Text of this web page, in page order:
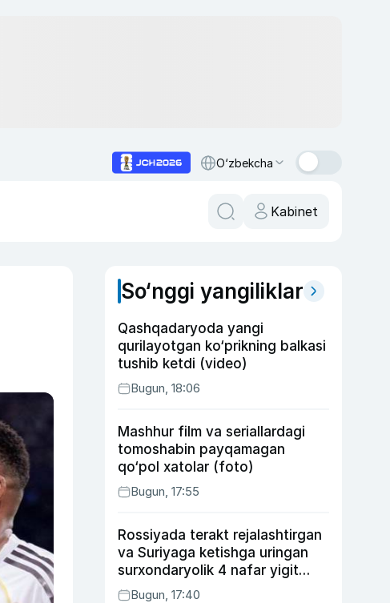
O‘zbekcha
Kabinet
So‘nggi yangiliklar
Qashqadaryoda yangi
qurilayotgan ko‘prikning balkasi
tushib ketdi (video)
Bugun, 18:06
Mashhur film va seriallardagi
tomoshabin payqamagan
qo‘pol xatolar (foto)
Bugun, 17:55
Rossiyada terakt rejalashtirgan
va Suriyaga ketishga uringan
surxondaryolik 4 nafar yigit
qamaldi
Bugun, 17:40